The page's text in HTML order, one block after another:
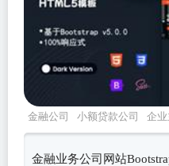
金融公司 小额贷款公司
企
金融业务公司网站